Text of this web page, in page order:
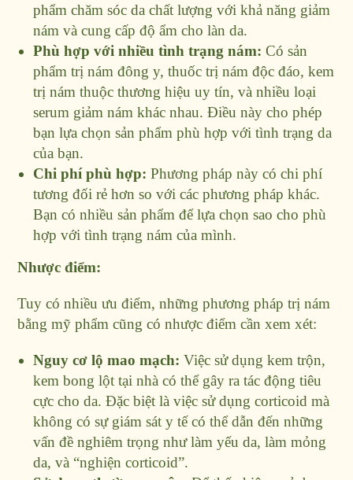
phẩm chăm sóc da chất lượng với khả năng giảm
nám và cung cấp độ ẩm cho làn da.
Phù hợp với nhiều tình trạng nám:Có sản
phẩm trị nám đông y, thuốc trị nám độc đáo, kem
trị nám thuộc thương hiệu uy tín, và nhiều loại
serum giảm nám khác nhau. Điều này cho phép
bạn lựa chọn sản phẩm phù hợp với tình trạng da
của bạn.
Chi phí phù hợp: Phương pháp này có chi phí
tương đối rẻ hơn so với các phương pháp khác.
Bạn có nhiều sản phẩm để lựa chọn sao cho phù
hợp với tình trạng nám của mình.
Nhược điểm:
Tuy có nhiều ưu điểm, những phương pháp trị nám
bằng mỹ phẩm cũng có nhược điểm cần xem xét:
Nguy cơ lộ mao mạch:Việc sử dụng kem trộn,
kem bong lột tại nhà có thể gây ra tác động tiêu
cực cho da. Đặc biệt là việc sử dụng corticoid mà
không có sự giám sát y tế có thể dẫn đến những
vấn đề nghiêm trọng như làm yếu da, làm mỏng
da, và “nghiện corticoid”.